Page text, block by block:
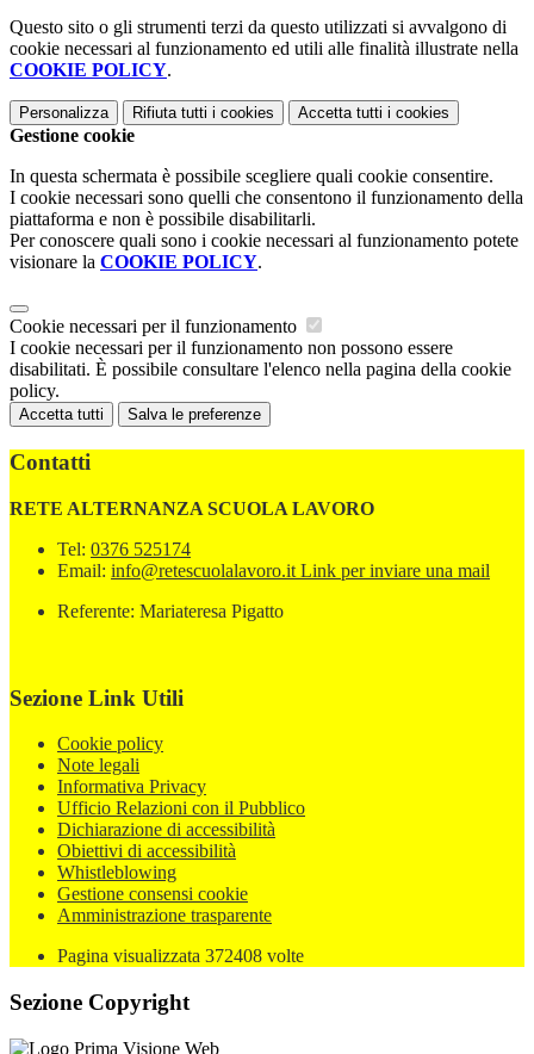
Questo sito o gli strumenti terzi da questo utilizzati si avvalgono di
cookie necessari al funzionamento ed utili alle finalità illustrate nella
COOKIE POLICY.
Personalizza Rifiuta tutti i cookies Accetta tutti i cookies
Gestione cookie
In questa schermata è possibile scegliere quali cookie consentire.
I cookie necessari sono quelli che consentono il funzionamento della
piattaforma e non è possibile disabilitarli.
Per conoscere quali sono i cookie necessari al funzionamento potete
visionare la COOKIE POLICY.
Cookie necessari per il funzionamento
I cookie necessari per il funzionamento non possono essere
disabilitati. È possibile consultare l'elenco nella pagina della cookie
policy.
Accetta tutti Salva le preferenze
Contatti
RETE ALTERNANZA SCUOLA LAVORO
Tel: 0376 525174
Email: info@retescuolalavoro.it Link per inviare una mail
Referente: Mariateresa Pigatto
Sezione Link Utili
Cookie policy
Note legali
Informativa Privacy
Ufficio Relazioni con il Pubblico
Dichiarazione di accessibilità
Obiettivi di accessibilità
Whistleblowing
Gestione consensi cookie
Amministrazione trasparente
Pagina visualizzata 372408 volte
Sezione Copyright